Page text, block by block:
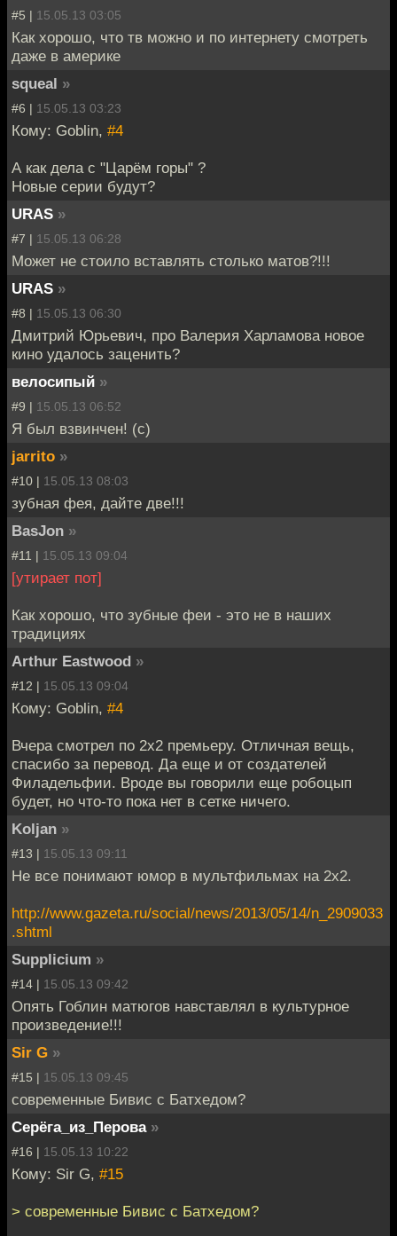
#5 | 15.05.13 03:05
Как хорошо, что тв можно и по интернету смотреть
даже в америке
squeal »
#6 | 15.05.13 03:23
Кому: Goblin, #4
А как дела с "Царём горы" ?
Новые серии будут?
URAS »
#7 | 15.05.13 06:28
Может не стоило вставлять столько матов?!!!
URAS »
#8 | 15.05.13 06:30
Дмитрий Юрьевич, про Валерия Харламова новое
кино удалось заценить?
велосипый »
#9 | 15.05.13 06:52
Я был взвинчен! (c)
jarrito »
#10 | 15.05.13 08:03
зубная фея, дайте две!!!
BasJon »
#11 | 15.05.13 09:04
[утирает пот]
Как хорошо, что зубные феи - это не в наших
традициях
Arthur Eastwood »
#12 | 15.05.13 09:04
Кому: Goblin, #4
Вчера смотрел по 2x2 премьеру. Отличная вещь,
спасибо за перевод. Да еще и от создателей
Филадельфии. Вроде вы говорили еще робоцып
будет, но что-то пока нет в сетке ничего.
Koljan »
#13 | 15.05.13 09:11
Не все понимают юмор в мультфильмах на 2х2.
http://www.gazeta.ru/social/news/2013/05/14/n_2909033
.shtml
Supplicium »
#14 | 15.05.13 09:42
Опять Гоблин матюгов навставлял в культурное
произведение!!!
Sir G »
#15 | 15.05.13 09:45
современные Бивис с Батхедом?
Серёга_из_Перова »
#16 | 15.05.13 10:22
Кому: Sir G, #15
> современные Бивис с Батхедом?